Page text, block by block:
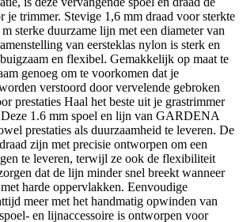
je trimmer. Stevige 1,6 mm draad voor sterkte
sterke duurzame lijn met een diameter van
van eersteklas nylon is sterk en
en flexibel. Gemakkelijk op maat te
genoeg om te voorkomen dat je
verstoord door vervelende gebroken
prestaties Haal het beste uit je grastrimmer
1.6 mm spoel en lijn van GARDENA
prestaties als duurzaamheid te leveren. De
zijn met precisie ontworpen om een
te leveren, terwijl ze ook de flexibiliteit
dat de lijn minder snel breekt wanneer
harde oppervlakken. Eenvoudige
meer met het handmatig opwinden van
en lijnaccessoire is ontworpen voor